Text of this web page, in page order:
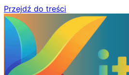
Przejdź do treści